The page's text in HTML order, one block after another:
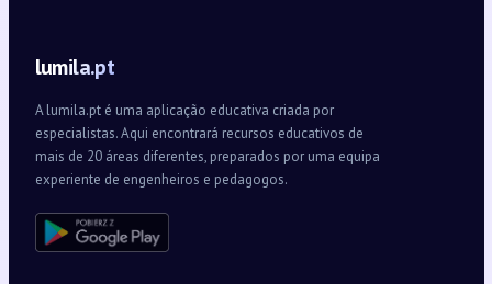
lumila.pt
A lumila.pt é uma aplicação educativa criada por
especialistas. Aqui encontrará recursos educativos de
mais de 20 áreas diferentes, preparados por uma equipa
experiente de engenheiros e pedagogos.